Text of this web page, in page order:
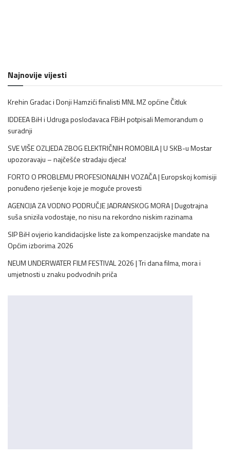
Najnovije vijesti
Krehin Gradac i Donji Hamzići finalisti MNL MZ općine Čitluk
IDDEEA BiH i Udruga poslodavaca FBiH potpisali Memorandum o
suradnji
SVE VIŠE OZLJEDA ZBOG ELEKTRIČNIH ROMOBILA | U SKB-u Mostar
upozoravaju – najčešće stradaju djeca!
FORTO O PROBLEMU PROFESIONALNIH VOZAČA | Europskoj komisiji
ponuđeno rješenje koje je moguće provesti
AGENCIJA ZA VODNO PODRUČJE JADRANSKOG MORA | Dugotrajna
suša snizila vodostaje, no nisu na rekordno niskim razinama
SIP BiH ovjerio kandidacijske liste za kompenzacijske mandate na
Općim izborima 2026
NEUM UNDERWATER FILM FESTIVAL 2026 | Tri dana filma, mora i
umjetnosti u znaku podvodnih priča